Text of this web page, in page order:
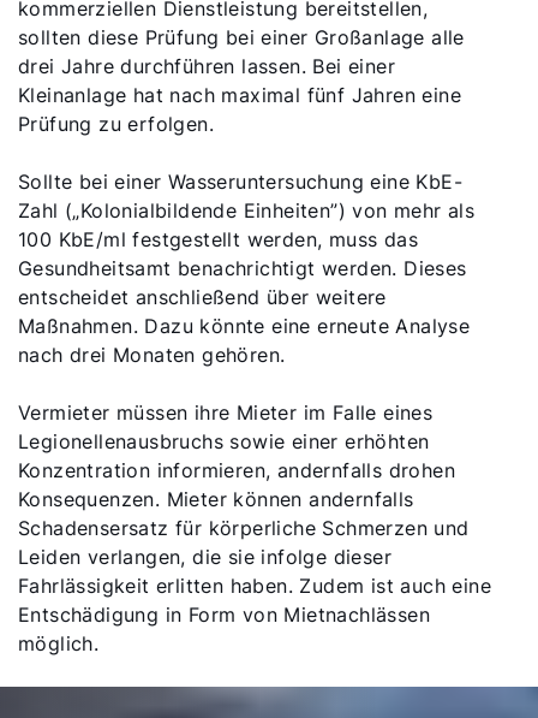
kommerziellen Dienstleistung bereitstellen,
sollten diese Prüfung bei einer Großanlage alle
drei Jahre durchführen lassen. Bei einer
Kleinanlage hat nach maximal fünf Jahren eine
Prüfung zu erfolgen.
Sollte bei einer Wasseruntersuchung eine KbE-
Zahl („Kolonialbildende Einheiten”) von mehr als
100 KbE/ml festgestellt werden, muss das
Gesundheitsamt benachrichtigt werden. Dieses
entscheidet anschließend über weitere
Maßnahmen. Dazu könnte eine erneute Analyse
nach drei Monaten gehören.
Vermieter müssen ihre Mieter im Falle eines
Legionellenausbruchs sowie einer erhöhten
Konzentration informieren, andernfalls drohen
Konsequenzen. Mieter können andernfalls
Schadensersatz für körperliche Schmerzen und
Leiden verlangen, die sie infolge dieser
Fahrlässigkeit erlitten haben. Zudem ist auch eine
Entschädigung in Form von Mietnachlässen
möglich.